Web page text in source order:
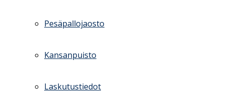
Pesäpallojaosto
Kansanpuisto
Laskutustiedot